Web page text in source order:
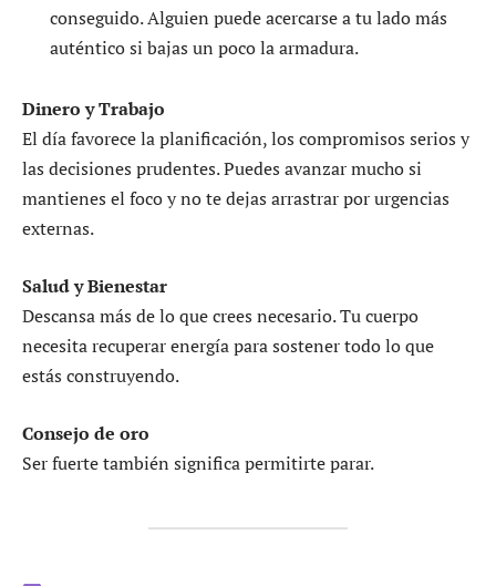
conseguido. Alguien puede acercarse a tu lado más
auténtico si bajas un poco la armadura.
Dinero y Trabajo
El día favorece la planificación, los compromisos serios y
las decisiones prudentes. Puedes avanzar mucho si
mantienes el foco y no te dejas arrastrar por urgencias
externas.
Salud y Bienestar
Descansa más de lo que crees necesario. Tu cuerpo
necesita recuperar energía para sostener todo lo que
estás construyendo.
Consejo de oro
Ser fuerte también significa permitirte parar.